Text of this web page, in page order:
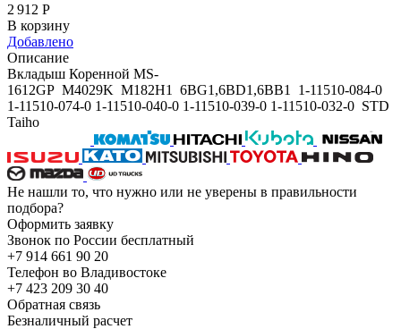
2 912 Р
В корзину
Добавлено
Описание
Вкладыш Коренной MS-
1612GP M4029K M182H1 6BG1,6BD1,6BB1 1-11510-084-0
1-11510-074-0 1-11510-040-0 1-11510-039-0 1-11510-032-0 STD
Taiho
Не нашли то, что нужно или не уверены в правильности
подбора?
Оформить заявку
Звонок по России бесплатный
+7 914 661 90 20
Телефон во Владивостоке
+7 423 209 30 40
Обратная связь
Безналичный расчет